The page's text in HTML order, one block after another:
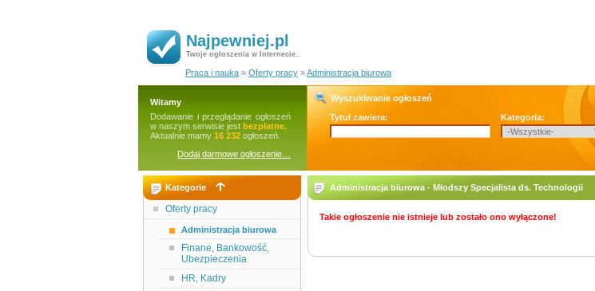
Najpewniej.pl
Twoje ogłoszenia w Internecie..
Praca i nauka » Oferty pracy »Administracja biurowa
Witamy
Dodawanie i przeglądanie ogłoszeń
w naszym serwisie jest bezpłatne.
Aktualnie mamy 16 232 ogłoszeń.
Dodaj darmowe ogłoszenie…
Wyszukiwanie ogłoszeń
Tytuł zawiera:
Kategoria:
Kategorie
Oferty pracy
Administracja biurowa
Finane, Bankowość,
Ubezpieczenia
HR, Kadry
Administracja biurowa - Młodszy Specjalista ds. Technologii
Takie ogłoszenie nie istnieje lub zostało ono wyłączone!